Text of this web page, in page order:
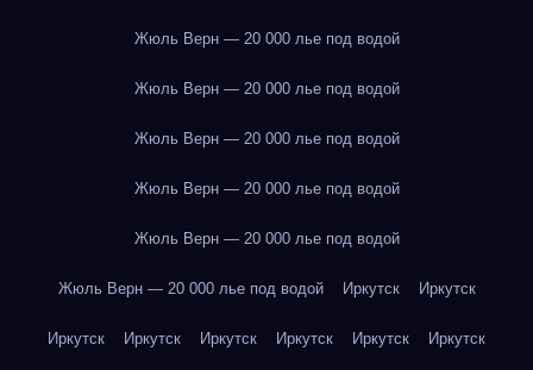
Жюль Верн — 20 000 лье под водой
Жюль Верн — 20 000 лье под водой
Жюль Верн — 20 000 лье под водой
Жюль Верн — 20 000 лье под водой
Жюль Верн — 20 000 лье под водой
Жюль Верн — 20 000 лье под водой Иркутск Иркутск
Иркутск Иркутск Иркутск Иркутск Иркутск Иркутск